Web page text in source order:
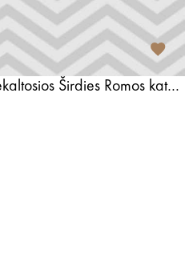
Majorų Dievo motinos Nekaltosios Širdies Romos katalikų bažnyčia